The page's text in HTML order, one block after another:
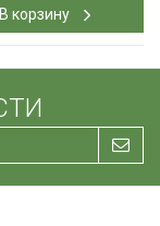
В корзину